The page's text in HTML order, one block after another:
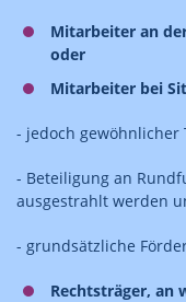
Mitarbeiter an
oder
Mitarbeiter bei
- jedoch
- Beteiligung an
ausgestrahlt werden
- grundsätzliche
Rechtsträger, an